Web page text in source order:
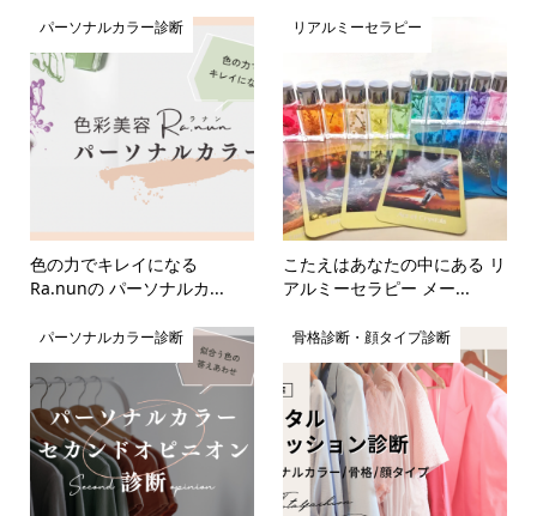
パーソナルカラー診断
色の力でキレイになる
Ra.nunの パーソナルカ...
リアルミーセラピー
こたえはあなたの中にある リ
アルミーセラピー メー...
パーソナルカラー診断 骨格診断・顔タイプ診断